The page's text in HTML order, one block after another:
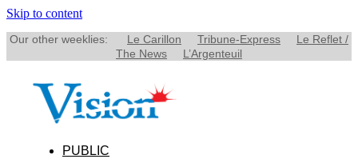
Skip to content
Our other weeklies: Le Carillon Tribune-Express
Le Reflet /
The News
L’Argenteuil
PUBLIC